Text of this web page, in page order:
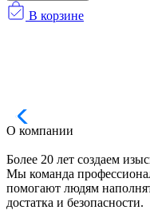
В корзине
О компании
Более 20 лет создаем
Мы команда
помогают людям
достатка и безопасности.